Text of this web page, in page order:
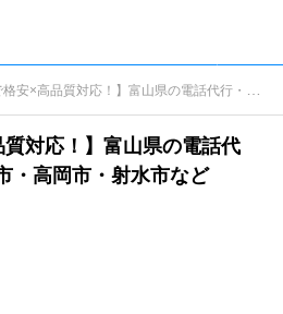
品質対応！】富山県の電話代行・秘書代行｜富山市・高岡市・射水市など
質対応！】富山県の電話代
・高岡市・射水市など